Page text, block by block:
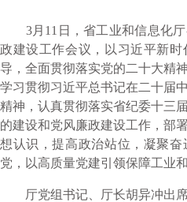
3月11日，省工业和信息化厅
政建设工作会议，以习近平新
导，全面贯彻落实党的二十大精
学习贯彻习近平总书记在二十届
精神，认真贯彻落实省纪委十三
的建设和党风廉政建设工作，部
想认识，提高政治站位，凝聚
党，以高质量党建引领保障工业
厅党组书记、厅长胡异冲出席